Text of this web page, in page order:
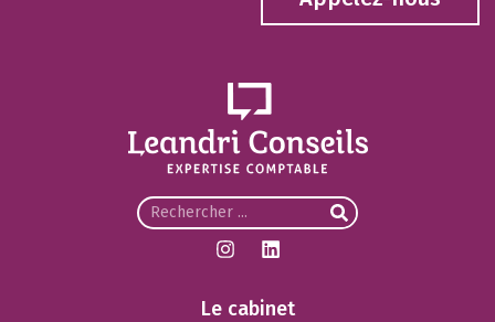
Le cabinet